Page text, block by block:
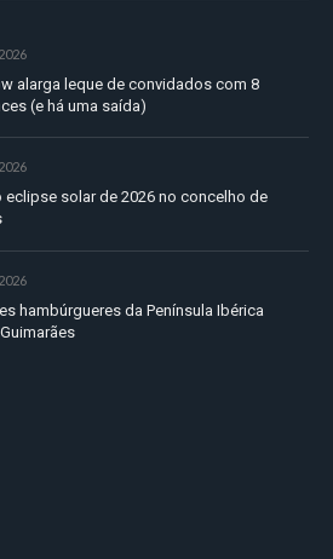
alarga leque de convidados com 8
(e há uma saída)
eclipse solar de 2026 no concelho de
hambúrgueres da Península Ibérica